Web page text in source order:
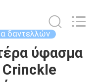
δαντελλών
ύφασμα